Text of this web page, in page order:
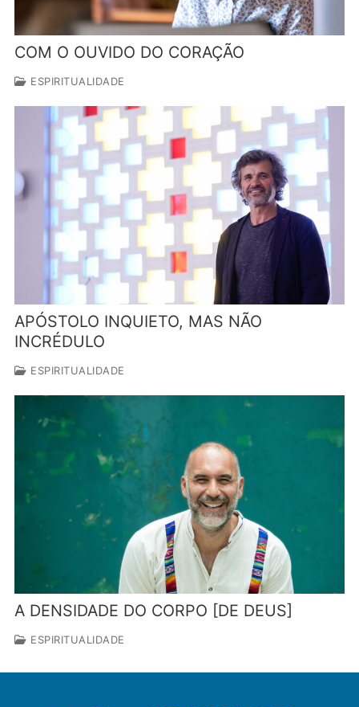
COM O OUVIDO DO CORAÇÃO
ESPIRITUALIDADE
APÓSTOLO INQUIETO, MAS NÃO
INCRÉDULO
ESPIRITUALIDADE
A DENSIDADE DO CORPO [DE DEUS]
ESPIRITUALIDADE